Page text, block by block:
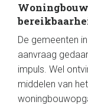
De gemeenten
aanvraag
impuls. Wel
middelen van